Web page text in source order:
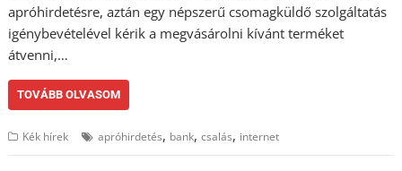
apróhirdetésre, aztán egy népszerű csomagküldő szolgáltatás
igénybevételével kérik a megvásárolni kívánt terméket
átvenni,…
TOVÁBB OLVASOM
Kék hírek apróhirdetés, bank,csalás, internet